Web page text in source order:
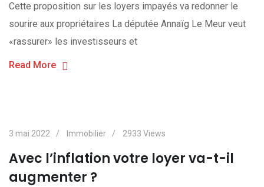
Cette proposition sur les loyers impayés va redonner le
sourire aux propriétaires La députée Annaïg Le Meur veut
«rassurer» les investisseurs et
Read More
3 mai 2022 Immobilier 2933 Views
Avec l’inflation votre loyer va-t-il
augmenter ?